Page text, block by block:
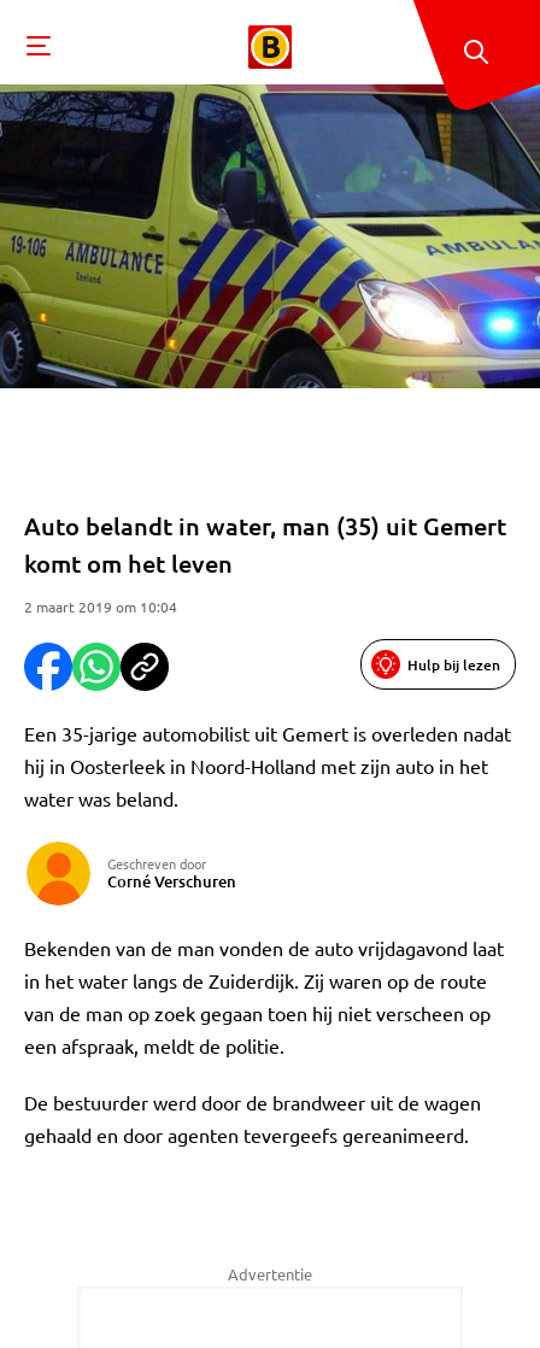
Auto belandt in water, man (35) uit Gemert
komt om het leven
2 maart 2019 om 10:04
Hulp bij lezen
Een 35-jarige automobilist uit Gemert is overleden nadat
hij in Oosterleek in Noord-Holland met zijn auto in het
water was beland.
Geschreven door
Corné Verschuren
Bekenden van de man vonden de auto vrijdagavond laat
in het water langs de Zuiderdijk. Zij waren op de route
van de man op zoek gegaan toen hij niet verscheen op
een afspraak, meldt de politie.
De bestuurder werd door de brandweer uit de wagen
gehaald en door agenten tevergeefs gereanimeerd.
Advertentie